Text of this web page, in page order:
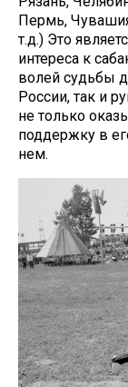
Пермь,
т.д.) Это
интереса к
волей судьбы
России, так и
не только
поддержку в
нем.